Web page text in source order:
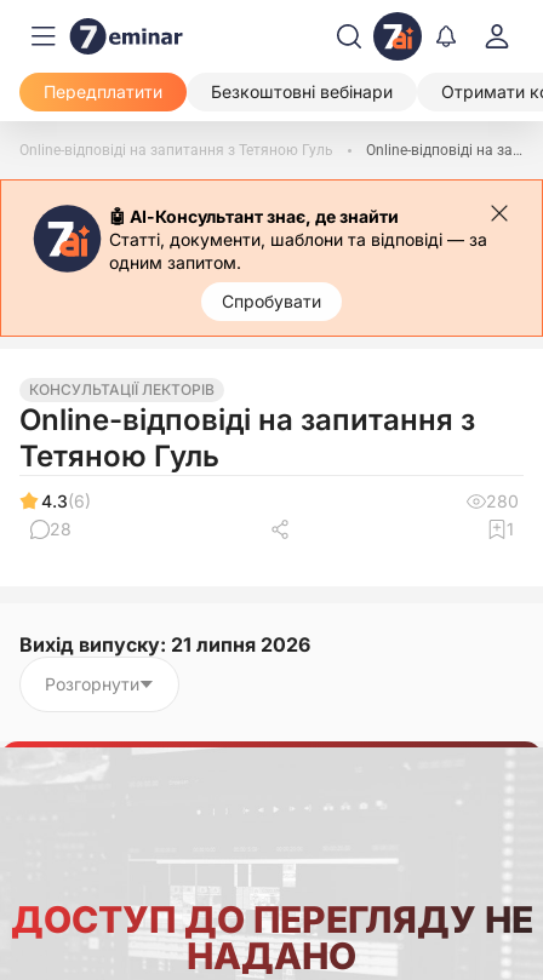
Передплатити Безкоштовні вебінари Отримати
Online-відповіді на запитання з Тетяною Гуль Online-відповіді на запитання
🤖 АІ-Консультант знає, де знайти
Статті, документи, шаблони та відповіді — за
одним запитом.
Спробувати
КОНСУЛЬТАЦІЇ ЛЕКТОРІВ
Online-відповіді на запитання з
Тетяною Гуль
4.3(6)
280
28
1
Вихід випуску: 21 липня 2026
Розгорнути
ДОСТУП ДО ПЕРЕГЛЯДУ НЕ
НАДАНО